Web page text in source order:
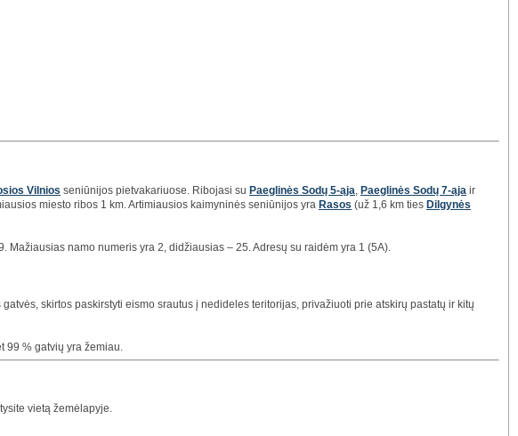
Vilnios seniūnijos pietvakariuose. Ribojasi su Paeglinės Sodų 5-ąja Paeglinės Sodų 7-ąja ir
miesto ribos 1 km. Artimiausios kaimyninės seniūnijos yra Rasos (už 1,6 km ties Dilgynės
namo numeris yra 2, didžiausias – 25. Adresų su raidėm yra 1 (5A).
skirtos paskirstyti eismo srautus į nedideles teritorijas, privažiuoti prie atskirų pastatų ir kitų
99 % gatvių yra žemiau.
vietą žemėlapyje.